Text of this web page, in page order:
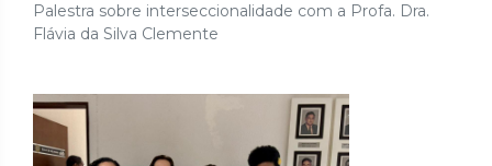
Palestra sobre interseccionalidade com a Profa. Dra.
Flávia da Silva Clemente